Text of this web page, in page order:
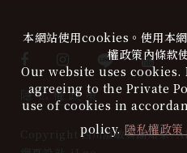
隱私權政策
Copyright 西川淑敏舞踊知家.
本網站使用cookies。使用本
權政策內條款
Our website uses
agreeing to the Private
use of cookies in
policy. 隱私權政